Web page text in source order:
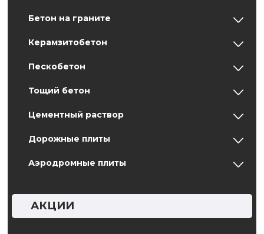
Бетон на граните
Керамзитобетон
Пескобетон
Тощий бетон
Цементный раствор
Дорожные плиты
Аэродромные плиты
АКЦИИ